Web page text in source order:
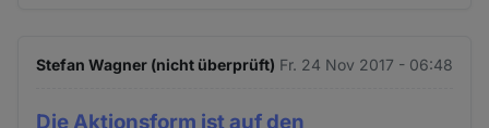
Stefan Wagner (nicht überprüft) Fr. 24 Nov 2017 - 06:48
Die Aktionsform ist auf den